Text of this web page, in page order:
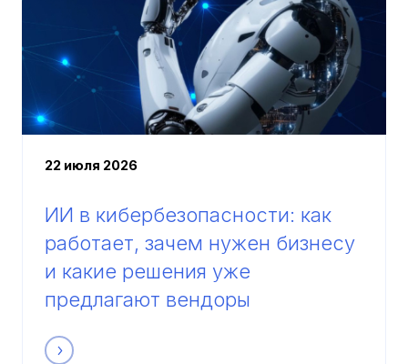
22 июля 2026
ИИ в кибербезопасности: как
работает, зачем нужен бизнесу
и какие решения уже
предлагают вендоры